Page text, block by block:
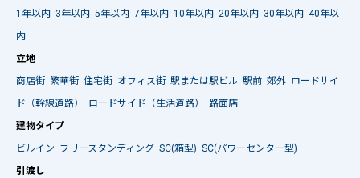
1年以内 3年以内 5年以内 7年以内 10年以内 20年以内 30年以内 40年以
内
立地
商店街 繁華街 住宅街 オフィス街 駅または駅ビル 駅前 郊外 ロードサイ
ド（幹線道路）
ロードサイド（生活道路）
路面店
建物タイプ
ビルイン フリースタンディング SC(箱型) SC(パワーセンター型)
引渡し